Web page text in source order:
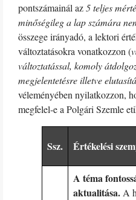
pontszámainál az5 teljes
minőségileg a lap számára
összege irányadó, a lektori
változtatásokra vonatkozzon (
változtatással, komoly
megjelentetésre illetve
véleményében nyilatkozzon,
megfelel-e a Polgári Szemle
Ssz. Értékelési
A téma
aktualitása. A